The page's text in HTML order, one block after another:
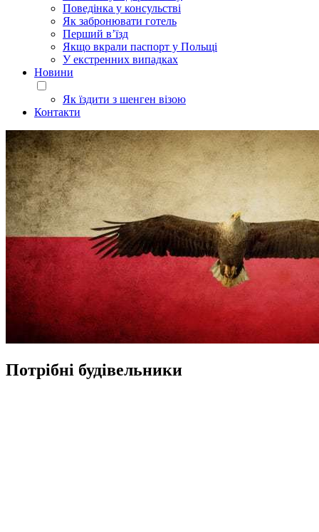
Поведінка у консульстві
Як забронювати готель
Перший в’їзд
Якщо вкрали паспорт у Польщі
У екстренних випадках
Новини
Як їздити з шенген візою
Контакти
Потрібні будівельники